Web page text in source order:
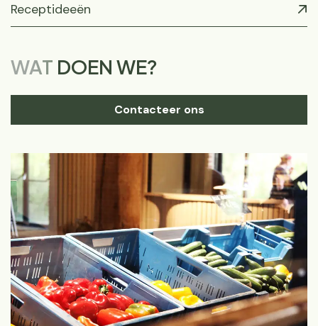
Receptideeën
WAT DOEN WE?
Contacteer ons